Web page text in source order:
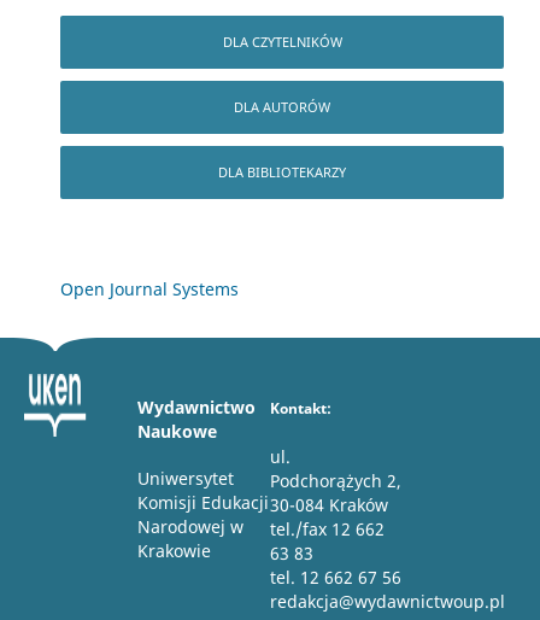
DLA CZYTELNIKÓW
DLA AUTORÓW
DLA BIBLIOTEKARZY
Open Journal Systems
Wydawnictwo
Naukowe
Uniwersytet
Komisji Edukacji
Narodowej w
Krakowie
Kontakt:
ul.
Podchorążych 2,
30-084 Kraków
tel./fax 12 662
63 83
tel. 12 662 67 56
redakcja@wydawnictwoup.pl